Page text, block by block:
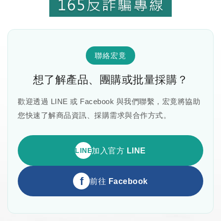
聯絡宏竟
想了解產品、團購或批量採購？
歡迎透過 LINE 或 Facebook 與我們聯繫，宏竟將協助
您快速了解商品資訊、採購需求與合作方式。
LINE加入官方 LINE
f 前往 Facebook